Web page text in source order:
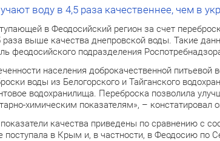
воду в 4,5 раза качественнее, чем в
в Феодосийский регион за счет
раза выше качества днепровской воды. Такие
феодосийского подразделения
населения доброкачественной питьевой
воды из Белогорского и Тайганского
водохранилища. Переброска позволила
химическим показателям», – констатировал
качества приведены по сравнению с
поступала в Крым и, в частности, в Феодосию по